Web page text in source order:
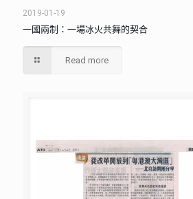
2019-01-19
一國兩制：一場冰火共舞的契合
Read more